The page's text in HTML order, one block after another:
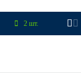
2 шт.